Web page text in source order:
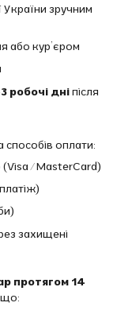
України зручним
або кур’єром
робочі дніпісля
способів оплати:
/ MasterCard)
захищені
протягом 14